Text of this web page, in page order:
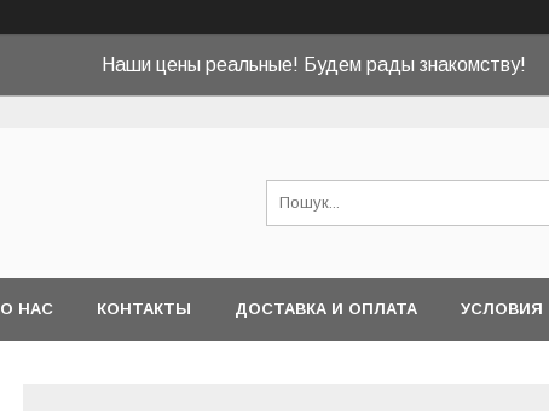
Наши цены реальные! Будем рады знакомству!
О НАС КОНТАКТЫ ДОСТАВКА И ОПЛАТА УСЛОВИЯ